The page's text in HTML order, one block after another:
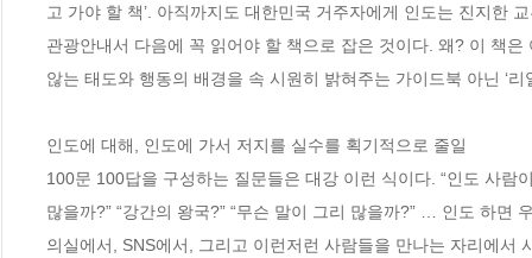
고 가야 할 책’. 아직까지도 대한민국 거주자에게 인도는 진지한
관광안내서 다음에 꼭 읽어야 할 책으로 잡은 것이다. 왜? 이 책
않는 태도와 행동의 배경을 속 시원히 밝혀주는 가이드북 아닌 ‘리
인도에 대해, 인도에 가서 저지를 실수를 획기적으로 줄일
100문 100답을 구성하는 질문들은 대강 이런 식이다. “인도 사람
많을까?” “강간의 왕국?” “무슨 말이 그리 많을까?” … 인도 하
의실에서, SNS에서, 그리고 이런저런 사람들을 만나는 자리에